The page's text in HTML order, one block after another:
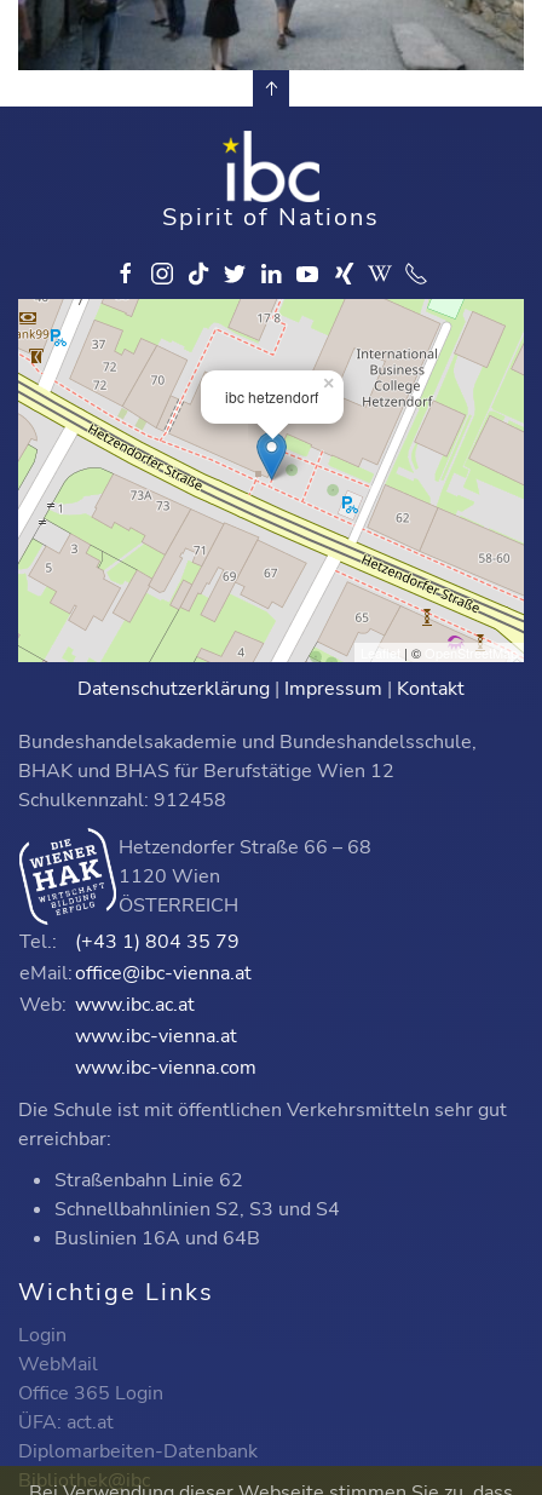
Spirit of Nations
ibc hetzendorf
×
Leaflet | © OpenStreetMap
Datenschutzerklärung | Impressum | Kontakt
Bundeshandelsakademie und Bundeshandelsschule,
BHAK und BHAS für Berufstätige Wien 12
Schulkennzahl: 912458
Hetzendorfer Straße 66 – 68
1120 Wien
ÖSTERREICH
Tel.:
(+43 1) 804 35 79
eMail:office@ibc-vienna.at
Web: www.ibc.ac.at
www.ibc-vienna.at
www.ibc-vienna.com
Die Schule ist mit öffentlichen Verkehrsmitteln sehr gut
erreichbar:
Straßenbahn Linie 62
Schnellbahnlinien S2, S3 und S4
Buslinien 16A und 64B
Wichtige Links
Login
WebMail
Office 365 Login
ÜFA: act.at
Diplomarbeiten-Datenbank
Bibliothek@ibc